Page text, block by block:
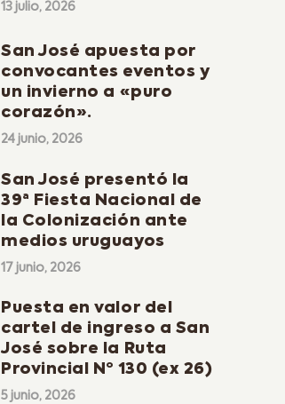
13 julio, 2026
San José apuesta por
convocantes eventos y
un invierno a «puro
corazón».
24 junio, 2026
San José presentó la
39ª Fiesta Nacional de
la Colonización ante
medios uruguayos
17 junio, 2026
Puesta en valor del
cartel de ingreso a San
José sobre la Ruta
Provincial Nº 130 (ex 26)
5 junio, 2026